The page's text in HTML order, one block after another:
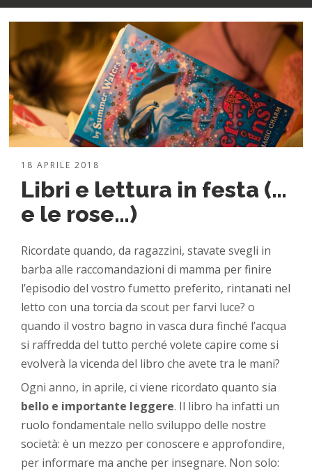
18 APRILE 2018
Libri e lettura in festa (…
e le rose…)
Ricordate quando, da ragazzini, stavate svegli in
barba alle raccomandazioni di mamma per finire
l’episodio del vostro fumetto preferito, rintanati nel
letto con una torcia da scout per farvi luce? o
quando il vostro bagno in vasca dura finché l’acqua
si raffredda del tutto perché volete capire come si
evolverà la vicenda del libro che avete tra le mani?
Ogni anno, in aprile, ci viene ricordato quanto sia
bello e importante leggere. Il libro ha infatti un
ruolo fondamentale nello sviluppo delle nostre
società: è un mezzo per conoscere e approfondire,
per informare ma anche per insegnare. Non solo: